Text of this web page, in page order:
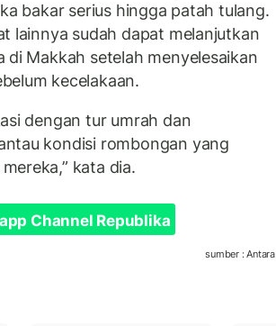
bakar serius hingga patah tulang.
lainnya sudah dapat melanjutkan
di Makkah setelah menyelesaikan
kecelakaan.
dengan tur umrah dan
kondisi rombongan yang
kata dia.
Channel Republika
sumber : Antara